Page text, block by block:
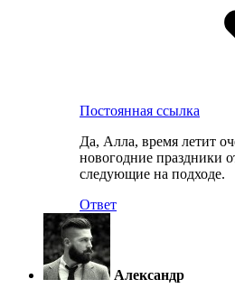
Постоянная ссылка
Да, Алла, время летит
новогодние праздники
следующие на подходе.
Ответ
Александр